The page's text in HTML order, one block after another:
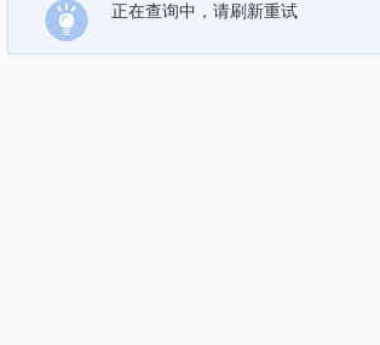
正在查询中，请刷新重试